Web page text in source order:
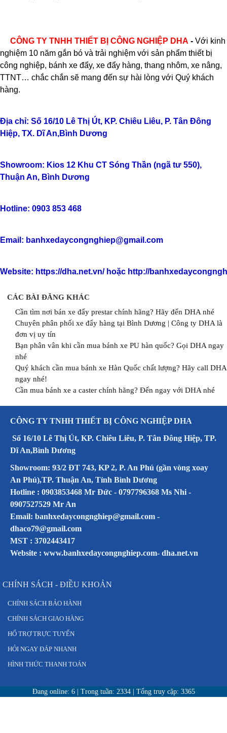
CÔNG TY TNHH THIẾT BỊ CÔNG NGHIỆP DHA - Với kinh
nghiệm 10 năm gắn bó và trải nghiệm với sản phẩm thiết bị
công nghiệp, bánh xe đẩy, xe đẩy hàng, thang nhôm, xe nâng,
TTNT… chắc chắn sẽ mang đến sự hài lòng với Quý khách
hàng.
Địa chỉ: Số 16/10 Lê Thị Út, KP. Chiêu Liêu, P. Tân Đông
Hiệp, TX. Dĩ An,Bình Dương
Showroom: Kios 12 Khu CT Sóng Thần (ngã tư 550),
Thuận An, Bình Dương
Hotline: 0903 853 468
Email: banhxedaycongnghiep@gmail.com
Website: https://dha.net.vn/hoặc http://
CÁC BÀI ĐĂNG KHÁC
Cần tìm nơi bán xe đẩy prestar chính hãng? Hãy đến DHA nhé
Chuyên phân phối xe đẩy hàng tại Bình Dương | Công ty DHA là
đơn vị uy tín
Bạn phân vân khi cần mua bánh xe PU hàn quốc? Gọi DHA ngay
nhé
Quý khách cần mua bánh xe Hàn Quốc chất lượng? Hãy call DHA
ngay nhé!
Cần mua bánh xe a caster chính hãng? Đến ngay với DHA nhé
CÔNG TY TNHH THIẾT BỊ CÔNG NGHIỆP DHA
Số 16/10 Lê Thị Út, KP. Chiêu Liêu, P. Tân Đông Hiệp, TP.
Dĩ An,Bình Dương
Showroom: 93/2 ĐT 743, KP 2, P. An Phú (gần vòng xoay
An Phú),TP. Thuận An, Tỉnh Bình Dương
Hotline : 0903853468 Mr Đức - 0797796368 Ms Nhi -
0907527529 Mr An
Email: banhxedaycongnghiep@gmail.com -
dhaco79@gmail.com
MST : 3702443417
Website : www.banhxedaycongnghiep.com- dha.net.vn
CHÍNH SÁCH - ĐIỀU KHOẢN
CHÍNH SÁCH BẢO HÀNH
CHÍNH SÁCH GIAO HÀNG
HỔ TRỢ TRỰC TUYẾN
HỎI NGAY ĐÁP NHANH
HÌNH THỨC THANH TOÁN
Đang online: 6| Trong tuần: 2334| Tổng truy cập: 3365